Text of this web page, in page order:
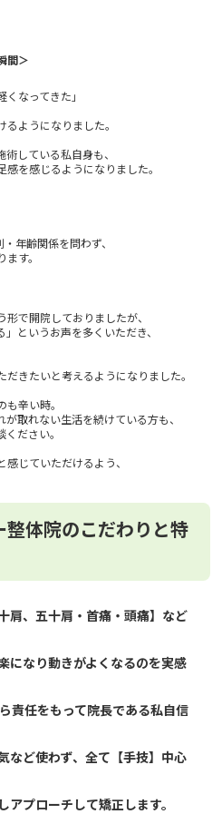
間＞
くなってきた」
ようになりました。
している私自身も、
を感じるようになりました。
年齢関係を問わず、
す。
で開院しておりましたが、
」というお声を多くいただき、
きたいと考えるようになりました。
辛い時。
取れない生活を続けている方も、
ださい。
感じていただけるよう、
体院のこだわりと特
肩、五十肩・首痛・頭痛】など
になり動きがよくなるのを実感
責任をもって院長である私自信
など使わず、全て【手技】中心
プローチして矯正します。